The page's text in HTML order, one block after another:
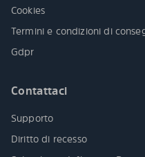
Cookies
Termini e condizioni di
Gdpr
Contattaci
Supporto
Diritto di recesso